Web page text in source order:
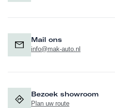
Mail ons
info@mak-auto.nl
Bezoek showroom
Plan uw route